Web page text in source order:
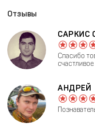
Отзывы
САРКИС
Спасибо
АНДРЕЙ